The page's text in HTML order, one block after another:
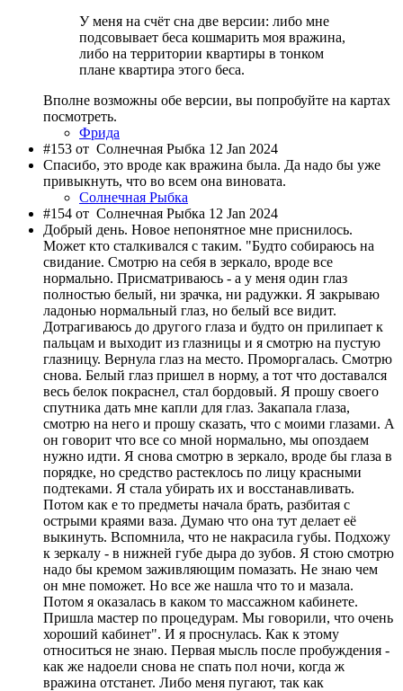
У меня на счёт сна две версии: либо мне
подсовывает беса кошмарить моя вражина,
либо на территории квартиры в тонком
плане квартира этого беса.
Вполне возможны обе версии, вы попробуйте на картах
посмотреть.
Фрида
#153 от Солнечная Рыбка 12 Jan 2024
Спасибо, это вроде как вражина была. Да надо бы уже
привыкнуть, что во всем она виновата.
Солнечная Рыбка
#154 от Солнечная Рыбка 12 Jan 2024
Добрый день. Новое непонятное мне приснилось.
Может кто сталкивался с таким. "Будто собираюсь на
свидание. Смотрю на себя в зеркало, вроде все
нормально. Присматриваюсь - а у меня один глаз
полностью белый, ни зрачка, ни радужки. Я закрываю
ладонью нормальный глаз, но белый все видит.
Дотрагиваюсь до другого глаза и будто он прилипает к
пальцам и выходит из глазницы и я смотрю на пустую
глазницу. Вернула глаз на место. Проморгалась. Смотрю
снова. Белый глаз пришел в норму, а тот что доставался
весь белок покраснел, стал бордовый. Я прошу своего
спутника дать мне капли для глаз. Закапала глаза,
смотрю на него и прошу сказать, что с моими глазами. А
он говорит что все со мной нормально, мы опоздаем
нужно идти. Я снова смотрю в зеркало, вроде бы глаза в
порядке, но средство растеклось по лицу красными
подтеками. Я стала убирать их и восстанавливать.
Потом как е то предметы начала брать, разбитая с
острыми краями ваза. Думаю что она тут делает её
выкинуть. Вспомнила, что не накрасила губы. Подхожу
к зеркалу - в нижней губе дыра до зубов. Я стою смотрю
надо бы кремом заживляющим помазать. Не знаю чем
он мне поможет. Но все же нашла что то и мазала.
Потом я оказалась в каком то массажном кабинете.
Пришла мастер по процедурам. Мы говорили, что очень
хороший кабинет". И я проснулась. Как к этому
относиться не знаю. Первая мысль после пробуждения -
как же надоели снова не спать пол ночи, когда ж
вражина отстанет. Либо меня пугают, так как